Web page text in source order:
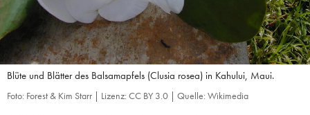
Blüte und Blätter des Balsamapfels (Clusia rosea) in Kahului, Maui.
Foto: Forest & Kim Starr | Lizenz: CC BY 3.0 | Quelle: Wikimedia